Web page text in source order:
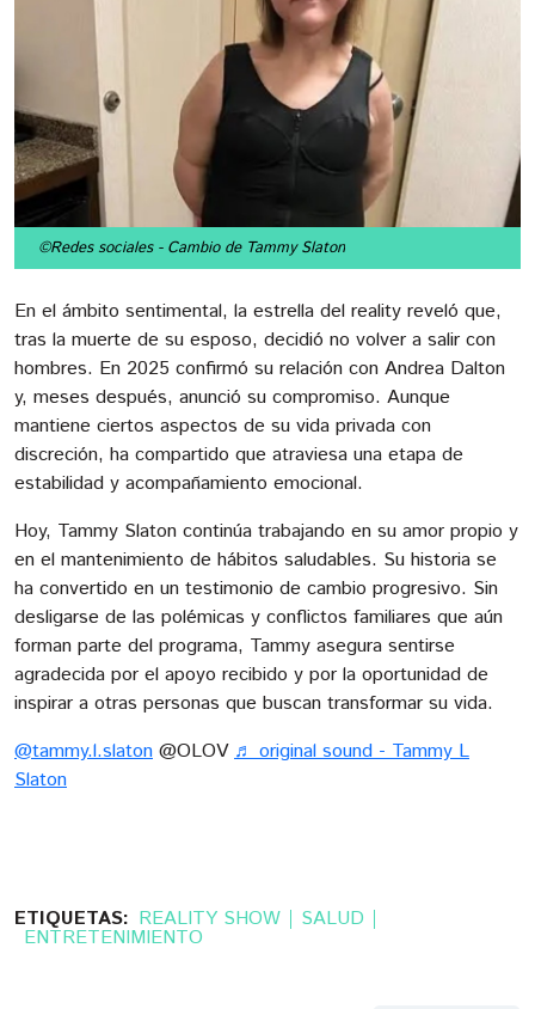
©Redes sociales - Cambio de Tammy Slaton
En el ámbito sentimental, la estrella del reality reveló que,
tras la muerte de su esposo, decidió no volver a salir con
hombres. En 2025 confirmó su relación con Andrea Dalton
y, meses después, anunció su compromiso. Aunque
mantiene ciertos aspectos de su vida privada con
discreción, ha compartido que atraviesa una etapa de
estabilidad y acompañamiento emocional.
Hoy, Tammy Slaton continúa trabajando en su amor propio y
en el mantenimiento de hábitos saludables. Su historia se
ha convertido en un testimonio de cambio progresivo. Sin
desligarse de las polémicas y conflictos familiares que aún
forman parte del programa, Tammy asegura sentirse
agradecida por el apoyo recibido y por la oportunidad de
inspirar a otras personas que buscan transformar su vida.
@tammy.l.slaton @OLOV ♬ original sound - Tammy L
Slaton
ETIQUETAS: REALITY SHOW SALUD
ENTRETENIMIENTO